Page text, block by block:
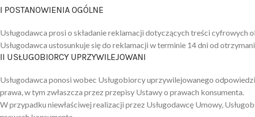
I POSTANOWIENIA OGÓLNE
Usługodawca prosi o składanie reklamacji dotyczących treści cyfrowych
Usługodawca ustosunkuje się do reklamacji w terminie 14 dni od
II USŁUGOBIORCY UPRZYWILEJOWANI
Usługodawca ponosi wobec Usługobiorcy uprzywilejowanego
prawa, w tym zwłaszcza przez przepisy Ustawy o prawach konsumenta.
W przypadku niewłaściwej realizacji przez Usługodawcę Umowy,